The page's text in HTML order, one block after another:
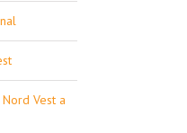
Vest a